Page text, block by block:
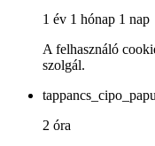
1 év 1 hónap 1 nap
A felhasználó
szolgál.
2 óra